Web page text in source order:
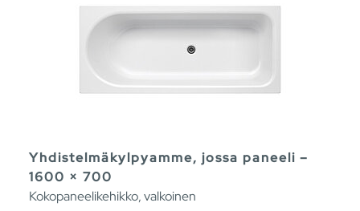
Yhdistelmäkylpyamme, jossa paneeli –
1600 × 700
Kokopaneelikehikko, valkoinen